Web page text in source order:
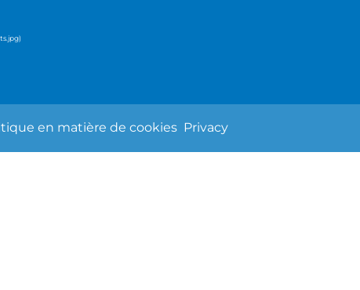
en matière de cookies Privacy